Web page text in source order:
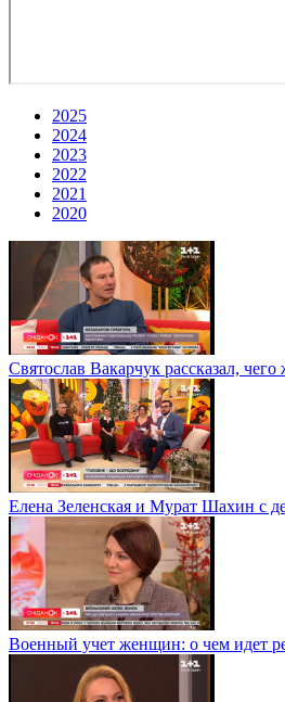
2025
2024
2023
2022
2021
2020
Святослав Вакарчук рассказал,
Елена Зеленская и Мурат Шахин с
Военный учет женщин: о чем идет